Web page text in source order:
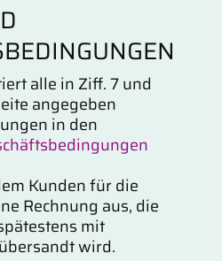
alle in Ziff. 7 und
angegeben
in den
Kunden für die
Rechnung aus, die
mit
wird.